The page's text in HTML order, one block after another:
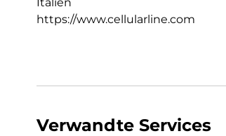
https://www.cellularline.com
Verwandte Services